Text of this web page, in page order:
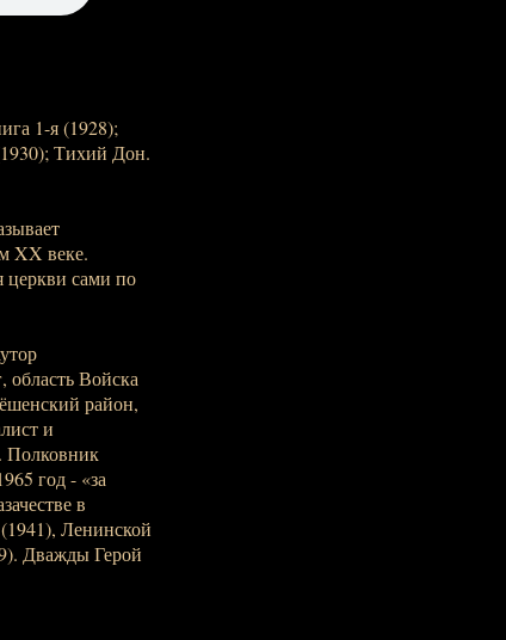
1-я (1928);
Тихий Дон.
XX веке.
церкви сами по
Войска
район,
и
Полковник
год - «за
в
Ленинской
Дважды Герой